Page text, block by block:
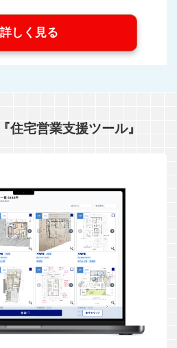
しく見る
住宅営業支援ツール』